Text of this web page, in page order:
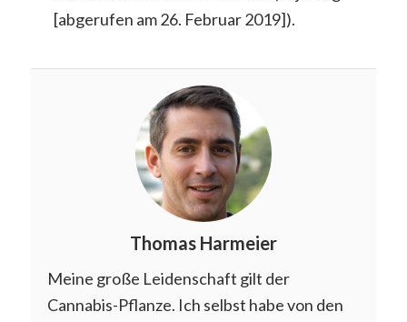
[abgerufen am 26. Februar 2019]).
Thomas Harmeier
Meine große Leidenschaft gilt der
Cannabis-Pflanze. Ich selbst habe von den